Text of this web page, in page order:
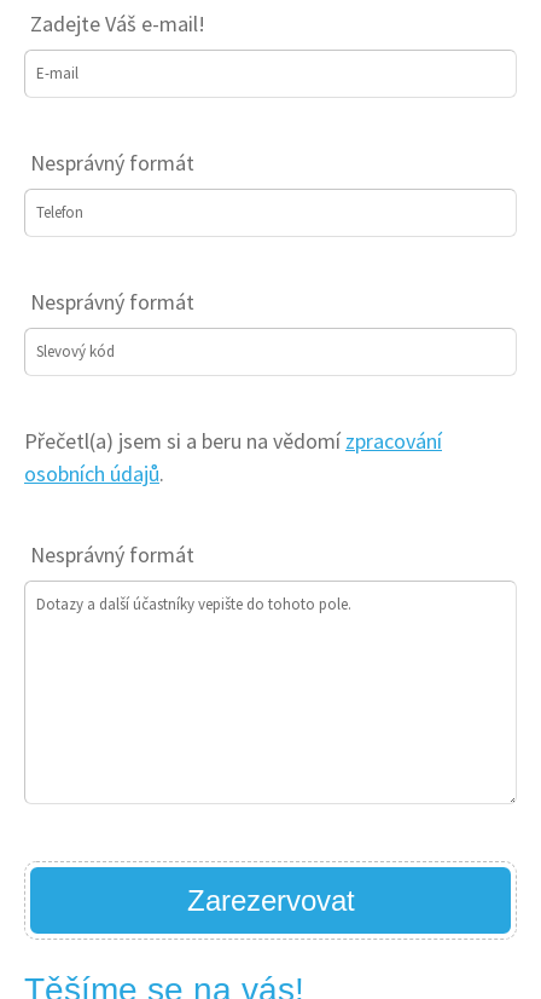
Zadejte Váš e-mail!
E-mail
Nesprávný formát
Telefon
Nesprávný formát
Slevový kód
Přečetl(a) jsem si a beru na vědomí zpracování
osobních údajů.
Nesprávný formát
Dotazy a další účastníky vepište do tohoto pole.
Zarezervovat
Těšíme se na vás!